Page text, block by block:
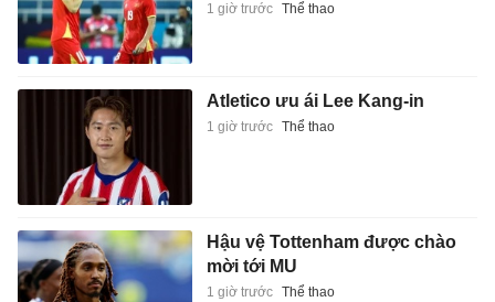
1 giờ trước Thể thao
Atletico ưu ái Lee Kang-in
1 giờ trước Thể thao
Hậu vệ Tottenham được chào
mời tới MU
1 giờ trước Thể thao